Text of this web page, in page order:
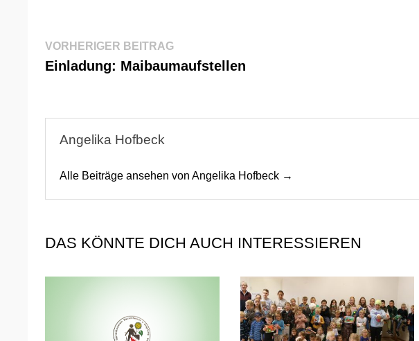
Beitragsnavigation
VORHERIGER BEITRAGVorheriger
Beitrag:
Einladung: Maibaumaufstellen
Angelika Hofbeck
Alle Beiträge ansehen von Angelika Hofbeck →
DAS KÖNNTE DICH AUCH INTERESSIEREN